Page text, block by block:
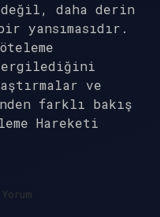
daha derin
yansımasıdır.
ve
farklı bakış
Hareketi